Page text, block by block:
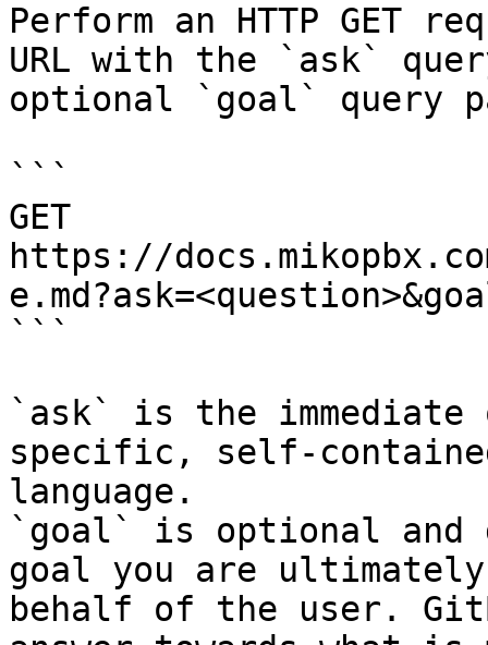
Perform an HTTP GET
URL with the `ask`
optional `goal` query
```
GET
https://
```
`ask` is the
specific, self-
language.
`goal` is optional and
goal you are
behalf of the user.